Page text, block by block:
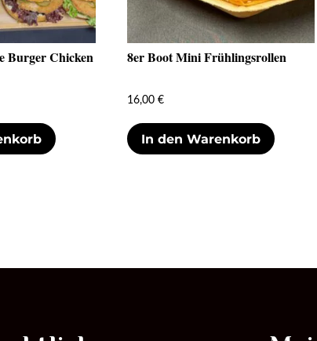
Burger Chicken 8er Boot Mini Frühlingsrollen
16,00€
In den Warenkorb